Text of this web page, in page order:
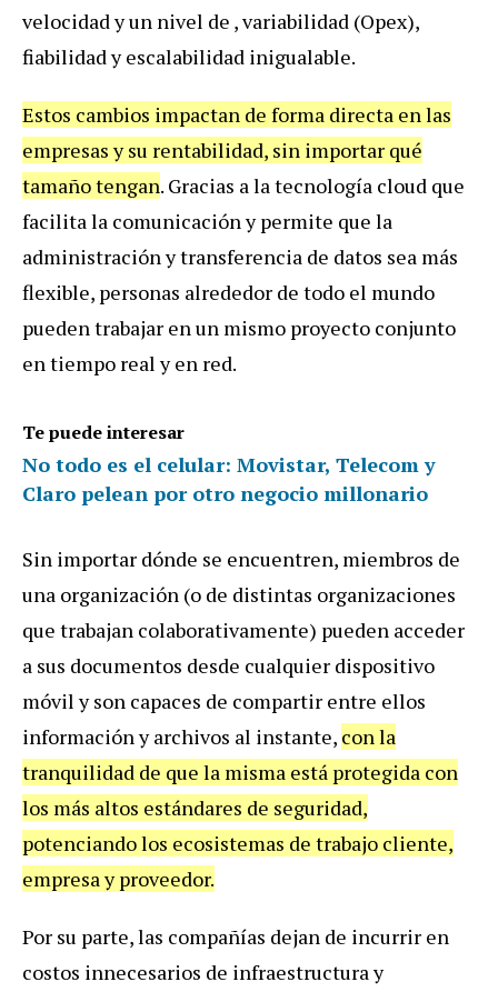
velocidad y un nivel de , variabilidad (Opex),
fiabilidad y escalabilidad inigualable.
Estos cambios impactan de forma directa en las
empresas y su rentabilidad, sin importar qué
tamaño tengan. Gracias a la tecnología cloud que
facilita la comunicación y permite que la
administración y transferencia de datos sea más
flexible, personas alrededor de todo el mundo
pueden trabajar en un mismo proyecto conjunto
en tiempo real y en red.
Te puede interesar
No todo es el celular: Movistar, Telecom y
Claro pelean por otro negocio millonario
Sin importar dónde se encuentren, miembros de
una organización (o de distintas organizaciones
que trabajan colaborativamente) pueden acceder
a sus documentos desde cualquier dispositivo
móvil y son capaces de compartir entre ellos
información y archivos al instante, con la
tranquilidad de que la misma está protegida con
los más altos estándares de seguridad,
potenciando los ecosistemas de trabajo cliente,
empresa y proveedor.
Por su parte, las compañías dejan de incurrir en
costos innecesarios de infraestructura y